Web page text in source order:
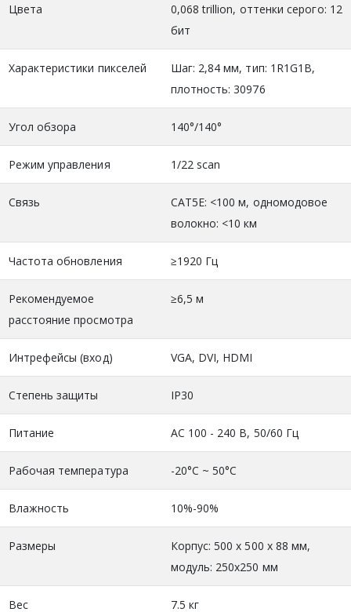
Цвета
0,068 trillion, оттенки серого: 12
бит
Характеристики пикселей
Шаг: 2,84 мм, тип: 1R1G1B,
плотность: 30976
Угол обзора 140°/140°
Режим управления 1/22 scan
Связь
CAT5E: <100 м, одномодовое
волокно: <10 км
Частота обновления ≥1920 Гц
Рекомендуемое
расстояние просмотра
≥6,5 м
Интрефейсы (вход) VGA, DVI, HDMI
Степень защиты IP30
Питание АС 100 - 240 В, 50/60 Гц
Рабочая температура -20°C ~ 50°C
Влажность 10%-90%
Размеры
Корпус: 500 х 500 х 88 мм,
модуль: 250x250 мм
Вес 7.5 кг